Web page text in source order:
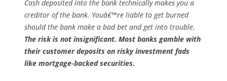
Cash deposited into the bank technically makes you a
creditor of the bank. Youâ€™re liable to get burned
should the bank make a bad bet and get into trouble.
The risk is not insignificant. Most banks gamble with
their customer deposits on risky investment fads
like mortgage-backed securities.